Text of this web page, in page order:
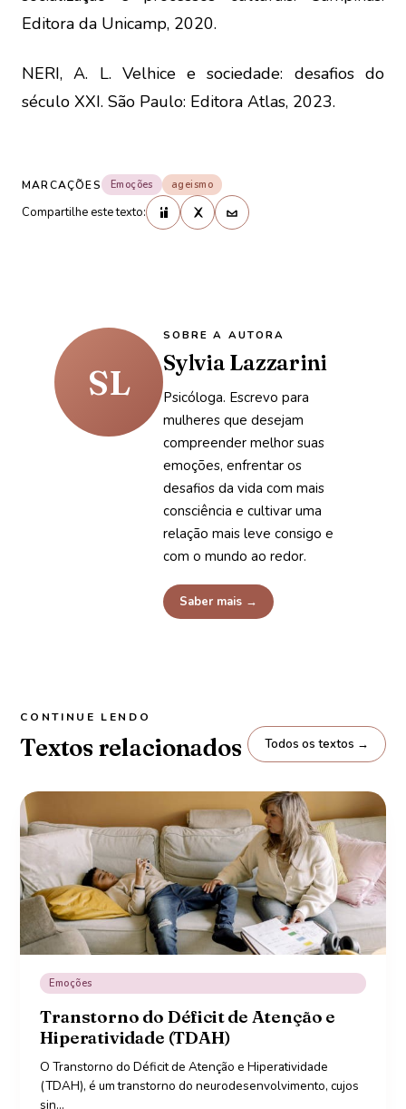
Editora da Unicamp, 2020.
NERI, A. L. Velhice e sociedade: desafios do
século XXI. São Paulo: Editora Atlas, 2023.
MARCAÇÕES Emoções ageismo
Compartilhe este texto:
SL
SOBRE A AUTORA
Sylvia Lazzarini
Psicóloga. Escrevo para
mulheres que desejam
compreender melhor suas
emoções, enfrentar os
desafios da vida com mais
consciência e cultivar uma
relação mais leve consigo e
com o mundo ao redor.
Saber mais →
CONTINUE LENDO
Textos relacionados Todos os textos →
Emoções
Transtorno do Déficit de Atenção e
Hiperatividade (TDAH)
O Transtorno do Déficit de Atenção e Hiperatividade
(TDAH), é um transtorno do neurodesenvolvimento, cujos
sin…